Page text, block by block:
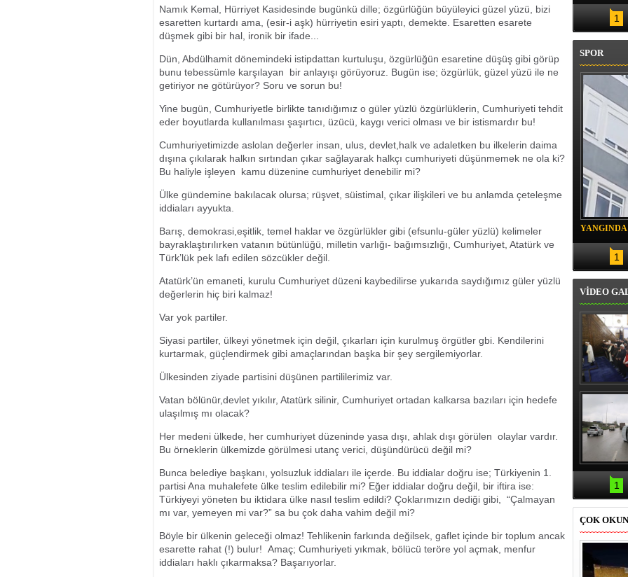
Namık Kemal, Hürriyet Kasidesinde bugünkü dille; özgürlüğün büyüleyici güzel yüzü, bizi
esaretten kurtardı ama, (esir-i aşk) hürriyetin esiri yaptı, demekte. Esaretten esarete
düşmek gibi bir hal, ironik bir ifade...
Dün, Abdülhamit dönemindeki istipdattan kurtuluşu, özgürlüğün esaretine düşüş gibi görüp
bunu tebessümle karşılayan bir anlayışı görüyoruz. Bugün ise; özgürlük, güzel yüzü ile ne
getiriyor ne götürüyor? Soru ve sorun bu!
Yine bugün, Cumhuriyetle birlikte tanıdığımız o güler yüzlü özgürlüklerin, Cumhuriyeti tehdit
eder boyutlarda kullanılması şaşırtıcı, üzücü, kaygı verici olması ve bir istismardır bu!
Cumhuriyetimizde aslolan değerler insan, ulus, devlet,halk ve adaletken bu ilkelerin daima
dışına çıkılarak halkın sırtından çıkar sağlayarak halkçı cumhuriyeti düşünmemek ne ola ki?
Bu haliyle işleyen kamu düzenine cumhuriyet denebilir mi?
Ülke gündemine bakılacak olursa; rüşvet, süistimal, çıkar ilişkileri ve bu anlamda çeteleşme
iddiaları ayyukta.
Barış, demokrasi,eşitlik, temel haklar ve özgürlükler gibi (efsunlu-güler yüzlü) kelimeler
bayraklaştırılırken vatanın bütünlüğü, milletin varlığı- bağımsızlığı, Cumhuriyet, Atatürk ve
Türk’lük pek lafı edilen sözcükler değil.
Atatürk’ün emaneti, kurulu Cumhuriyet düzeni kaybedilirse yukarıda saydığımız güler yüzlü
değerlerin hiç biri kalmaz!
Var yok partiler.
Siyasi partiler, ülkeyi yönetmek için değil, çıkarları için kurulmuş örgütler gbi. Kendilerini
kurtarmak, güçlendirmek gibi amaçlarından başka bir şey sergilemiyorlar.
Ülkesinden ziyade partisini düşünen partililerimiz var.
Vatan bölünür,devlet yıkılır, Atatürk silinir, Cumhuriyet ortadan kalkarsa bazıları için hedefe
ulaşılmış mı olacak?
Her medeni ülkede, her cumhuriyet düzeninde yasa dışı, ahlak dışı görülen olaylar vardır.
Bu örneklerin ülkemizde görülmesi utanç verici, düşündürücü değil mi?
Bunca belediye başkanı, yolsuzluk iddiaları ile içerde. Bu iddialar doğru ise; Türkiyenin 1.
partisi Ana muhalefete ülke teslim edilebilir mi? Eğer iddialar doğru değil, bir iftira ise:
Türkiyeyi yöneten bu iktidara ülke nasıl teslim edildi? Çoklarımızın dediği gibi, “Çalmayan
mı var, yemeyen mi var?” sa bu çok daha vahim değil mi?
Böyle bir ülkenin geleceği olmaz! Tehlikenin farkında değilsek, gaflet içinde bir toplum ancak
esarette rahat (!) bulur! Amaç; Cumhuriyeti yıkmak, bölücü teröre yol açmak, menfur
iddiaları haklı çıkarmaksa? Başarıyorlar.
1
SPOR
1
VİDEO
Erbaş,
Veli
teravih
1
ÇOK